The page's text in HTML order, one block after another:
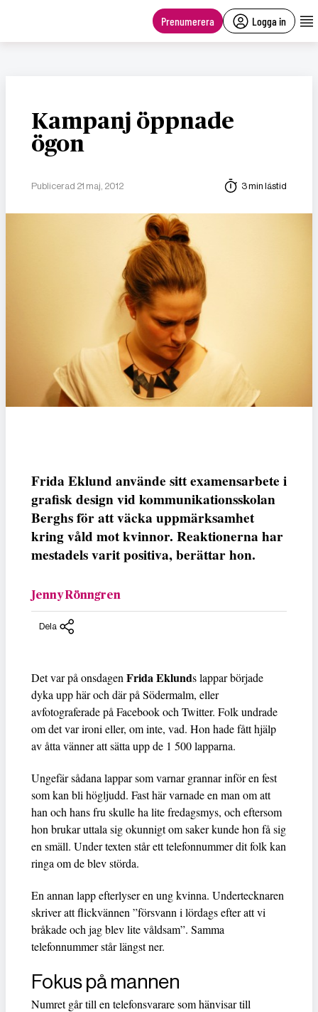
Prenumerera Logga in
Kampanj öppnade
ögon
Publicerad 21 maj, 2012 3 min lästid
Frida Eklund använde sitt examensarbete i
grafisk design vid kommunikationsskolan
Berghs för att väcka uppmärksamhet
kring våld mot kvinnor. Reaktionerna har
mestadels varit positiva, berättar hon.
Jenny Rönngren
Dela
Det var på onsdagen Frida Eklunds lappar började
dyka upp här och där på Södermalm, eller
avfotograferade på Facebook och Twitter. Folk undrade
om det var ironi eller, om inte, vad. Hon hade fått hjälp
av åtta vänner att sätta upp de 1 500 lapparna.
Ungefär sådana lappar som varnar grannar inför en fest
som kan bli högljudd. Fast här varnade en man om att
han och hans fru skulle ha lite fredagsmys, och eftersom
hon brukar uttala sig okunnigt om saker kunde hon få sig
en smäll. Under texten står ett telefonnummer dit folk kan
ringa om de blev störda.
En annan lapp efterlyser en ung kvinna. Undertecknaren
skriver att flickvännen ”försvann i lördags efter att vi
bråkade och jag blev lite våldsam”. Samma
telefonnummer står längst ner.
Fokus på mannen
Numret går till en telefonsvarare som hänvisar till